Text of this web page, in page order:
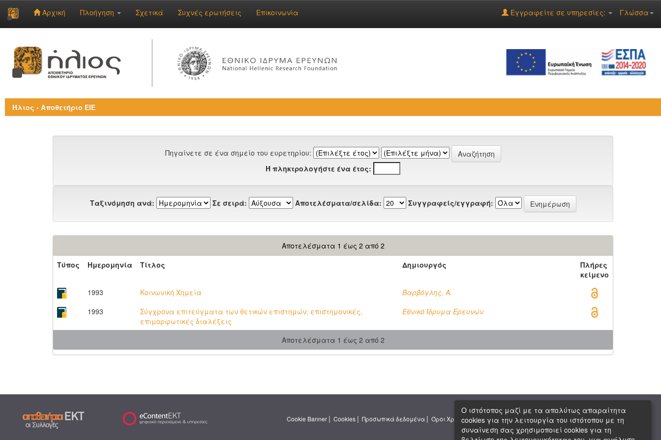
navigation
Αρχική Πλοήγηση Σχετικά Συχνές ερωτήσεις Επικοινωνία Γλώσσα
Εγγραφείτε σε υπηρεσίες:
Ήλιος - Αποθετήριο ΕΙΕ
Πηγαίνετε σε ένα σημείο του ευρετηρίου:
Ή πληκτρολογήστε ένα έτος:
Ταξινόμηση ανά: Σε σειρά: Αποτελέσματα/σελίδα: Συγγραφείς/εγγραφή:
Αποτελέσματα 1 έως 2 από 2
Τύπος
Ημερομηνία Τίτλος Δημιουργός
Πλήρες
κείμενο
1993
Κοινωνική Χημεία
Βαρβόγλης, Α.
1993
Σύγχρονα επιτεύγματα των θετικών επιστημών: επιστημονικές,
επιμορφωτικές διαλέξεις
Εθνικό Ίδρυμα Ερευνών
Αποτελέσματα 1 έως 2 από 2
Cookie Banner | Cookies | Προσωπικά δεδομένα | Όροι Χρήσης | Πνευματική Ιδιοκτησία| Copyright © 2026 ΕΙΕ
Ο ιστότοπος μαζί με τα απολύτως απαραίτητα
cookies για την λειτουργία του ιστότοπου με τη
συναίνεση σας χρησιμοποιεί cookies για τη